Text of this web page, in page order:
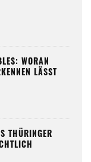
WORAN
LÄSST
THÜRINGER